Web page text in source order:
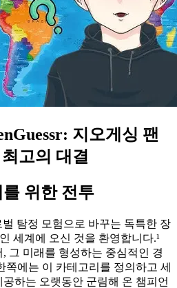
지오게싱 팬
고의 대결
위한 전투
탐정 모험으로 바꾸는 독특한 장
세계에 오신 것을 환영합니다.¹
그 미래를 형성하는 중심적인 경
쪽에는 이 카테고리를 정의하고 세
하는 오랫동안 군림해 온 챔피언